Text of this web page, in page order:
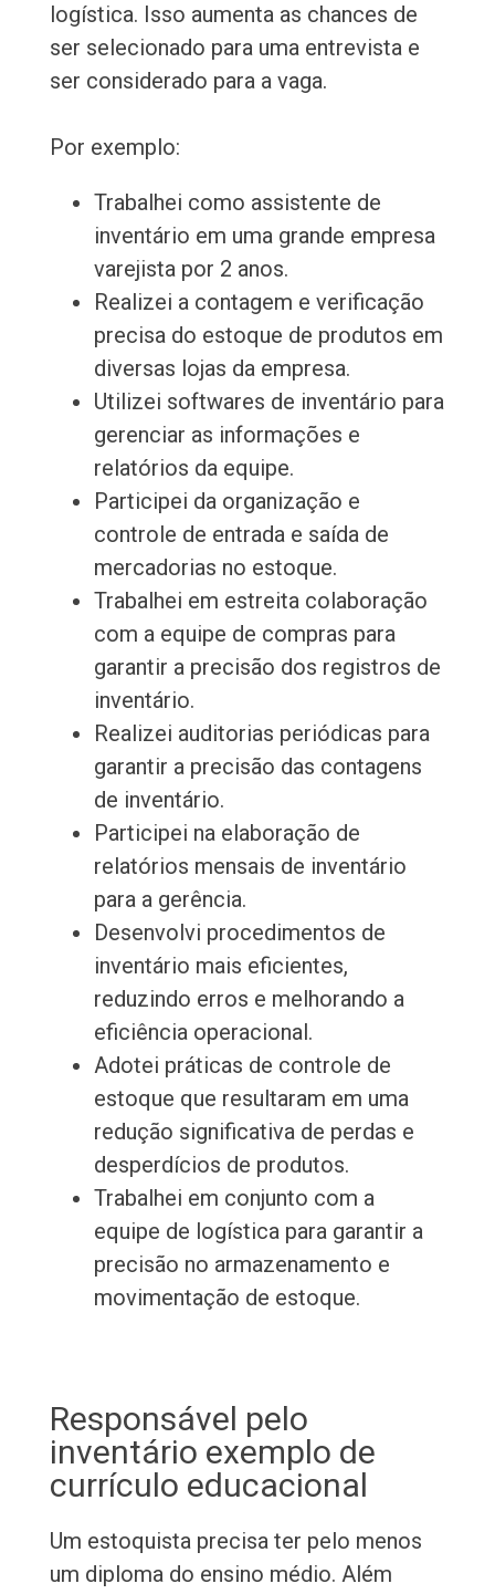
logística. Isso aumenta as chances de
ser selecionado para uma entrevista e
ser considerado para a vaga.
Por exemplo:
Trabalhei como assistente de
inventário em uma grande empresa
varejista por 2 anos.
Realizei a contagem e verificação
precisa do estoque de produtos em
diversas lojas da empresa.
Utilizei softwares de inventário para
gerenciar as informações e
relatórios da equipe.
Participei da organização e
controle de entrada e saída de
mercadorias no estoque.
Trabalhei em estreita colaboração
com a equipe de compras para
garantir a precisão dos registros de
inventário.
Realizei auditorias periódicas para
garantir a precisão das contagens
de inventário.
Participei na elaboração de
relatórios mensais de inventário
para a gerência.
Desenvolvi procedimentos de
inventário mais eficientes,
reduzindo erros e melhorando a
eficiência operacional.
Adotei práticas de controle de
estoque que resultaram em uma
redução significativa de perdas e
desperdícios de produtos.
Trabalhei em conjunto com a
equipe de logística para garantir a
precisão no armazenamento e
movimentação de estoque.
Responsável pelo
inventário exemplo de
currículo educacional
Um estoquista precisa ter pelo menos
um diploma do ensino médio. Além